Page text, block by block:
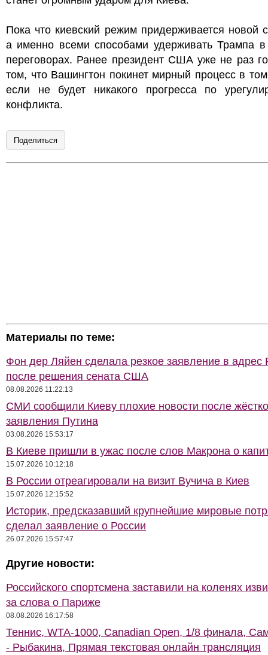
Пока что киевский режим придерживается новой
а именно всеми способами удерживать Трампа
переговорах. Ранее президент США уже не раз
том, что Вашингтон покинет мирный процесс в
если не будет никакого прогресса по
конфликта.
Поделиться
Материалы по теме:
Фон дер Ляйен сделала резкое заявление в адрес
после решения сената США
08.08.2026 11:22:13
СМИ сообщили Киеву плохие новости после
заявления Путина
03.08.2026 15:53:17
В Киеве пришли в ужас после слов Макрона о
15.07.2026 10:12:18
В России отреагировали на визит Вучича в Киев
15.07.2026 12:15:52
Историк, предсказавший крупнейшие мировые
сделал заявление о России
26.07.2026 15:57:47
Другие новости:
Российского спортсмена заставили на коленях
за слова о Париже
08.08.2026 16:17:58
Теннис, WTA-1000, Сanadian Open, 1/8 финала,
- Рыбакина, Прямая текстовая онлайн трансляция